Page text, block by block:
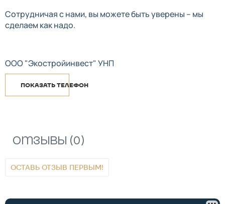
Сотрудничая с нами, вы можете быть уверены – мы
сделаем как надо.
ООО "Экостройинвест" УНП
ПОКАЗАТЬ ТЕЛЕФОН
Отзывы (0)
ОСТАВЬ ОТЗЫВ ПЕРВЫМ!